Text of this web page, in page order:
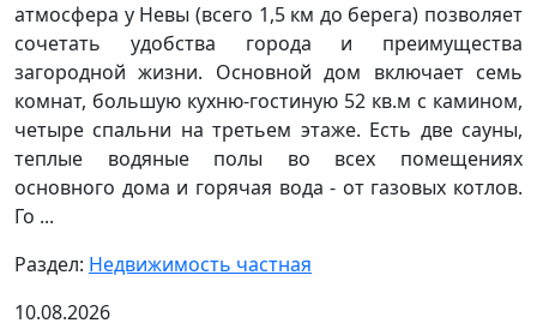
атмосфера у Невы (всего 1,5 км до берега) позволяет
сочетать удобства города и преимущества
загородной жизни. Основной дом включает семь
комнат, большую кухню-гостиную 52 кв.м с камином,
четыре спальни на третьем этаже. Есть две сауны,
теплые водяные полы во всех помещениях
основного дома и горячая вода - от газовых котлов.
Го ...
Раздел: Недвижимость частная
10.08.2026